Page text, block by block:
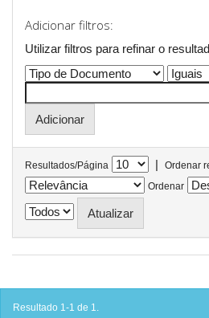
Adicionar filtros:
Utilizar filtros para refinar o
Resultados/Página |
Ordenar
Ordenar
Resultado 1-1 de 1.